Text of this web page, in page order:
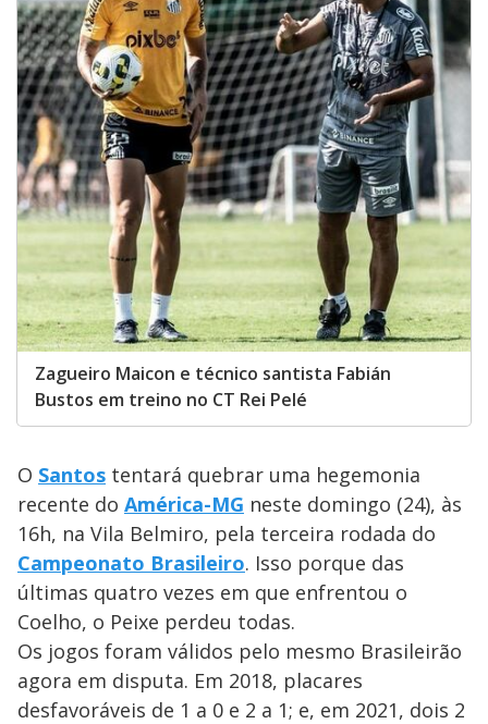
Zagueiro Maicon e técnico santista Fabián
Bustos em treino no CT Rei Pelé
O Santos tentará quebrar uma hegemonia
recente do América-MG neste domingo (24), às
16h, na Vila Belmiro, pela terceira rodada do
Campeonato Brasileiro. Isso porque das
últimas quatro vezes em que enfrentou o
Coelho, o Peixe perdeu todas.
Os jogos foram válidos pelo mesmo Brasileirão
agora em disputa. Em 2018, placares
desfavoráveis de 1 a 0 e 2 a 1; e, em 2021, dois 2